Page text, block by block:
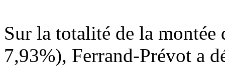
Sur la totalité de la
7,93%), Ferrand-Prévot a